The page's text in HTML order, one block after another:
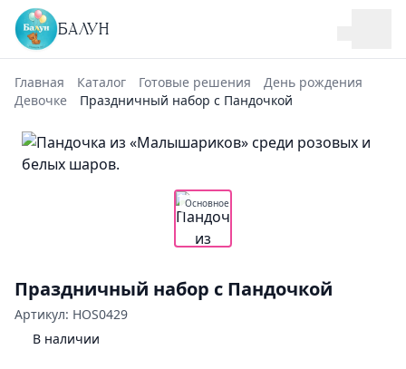
БАЛУН
Главная Каталог Готовые решения
День рождения
Девочке
Праздничный набор с Пандочкой
Основное
Праздничный набор с Пандочкой
Артикул: HOS0429
В наличии